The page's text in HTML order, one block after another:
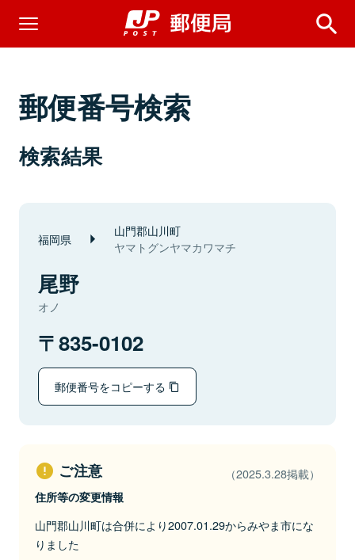
郵便番号検索
検索結果
福岡県 山門郡山川町
ヤマトグンヤマカワマチ
尾野
オノ
835-0102
郵便番号をコピーする
ご注意 （2025.3.28掲載）
住所等の変更情報
山門郡山川町は合併により2007.01.29からみやま市にな
りました